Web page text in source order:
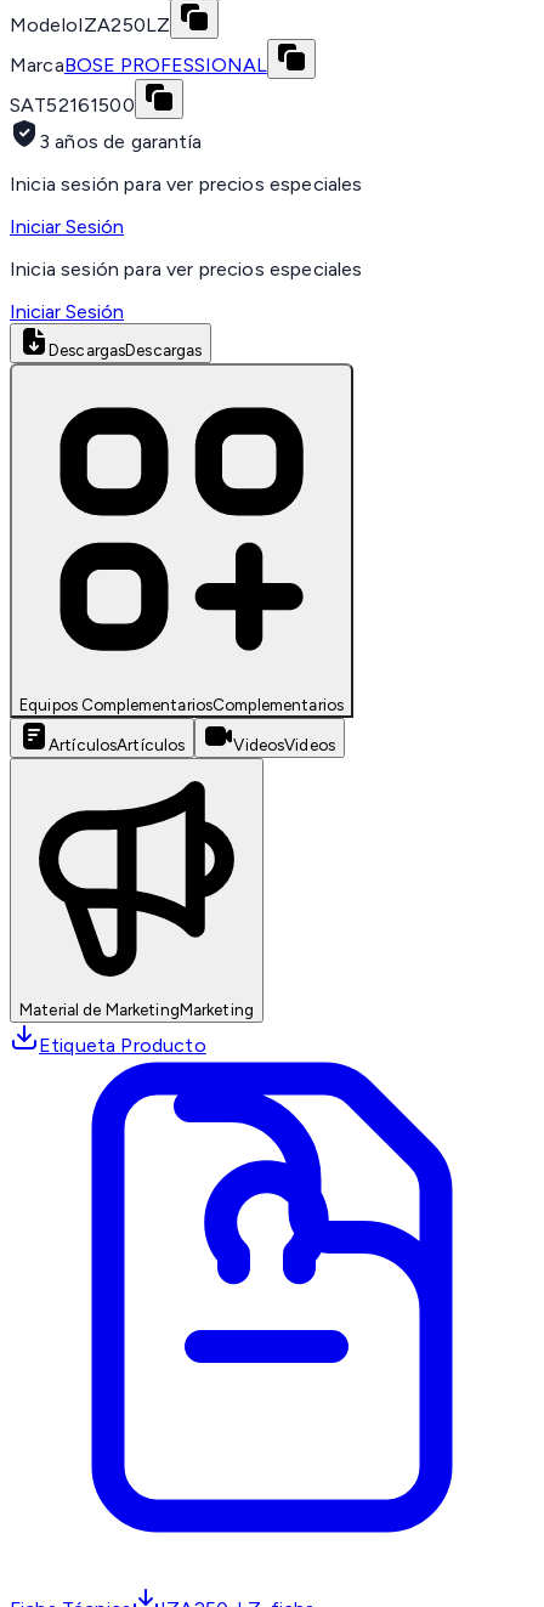
ModeloIZA250LZ
MarcaBOSE PROFESSIONAL
SAT52161500
3 años de garantía
Inicia sesión para ver precios especiales
Iniciar Sesión
Inicia sesión para ver precios especiales
Iniciar Sesión
DescargasDescargas
Equipos ComplementariosComplementarios
ArtículosArtículos VideosVideos
Material de MarketingMarketing
Etiqueta Producto